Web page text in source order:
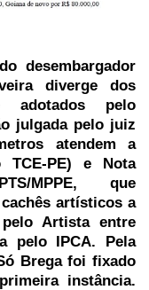
desembargador
diverge dos
adotados pelo
julgada pelo juiz
atendem a
TCE-PE) e Nota
MPPE, que
artísticos a
Artista entre
pelo IPCA. Pela
Brega foi fixado
instância.